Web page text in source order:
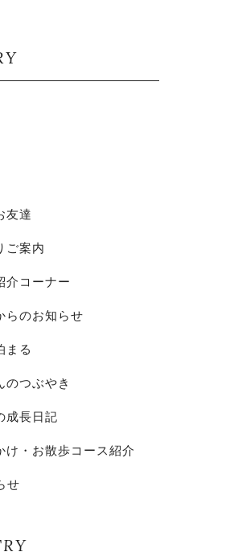
友達
ご案内
介コーナー
らのお知らせ
まる
のつぶやき
成長日記
け・お散歩コース紹介
せ